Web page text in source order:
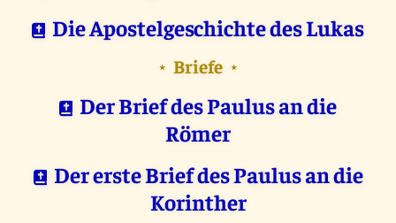
Die Apostelgeschichte des Lukas
⋆ Briefe ⋆
Der Brief des Paulus an die
Römer
Der erste Brief des Paulus an die
Korinther